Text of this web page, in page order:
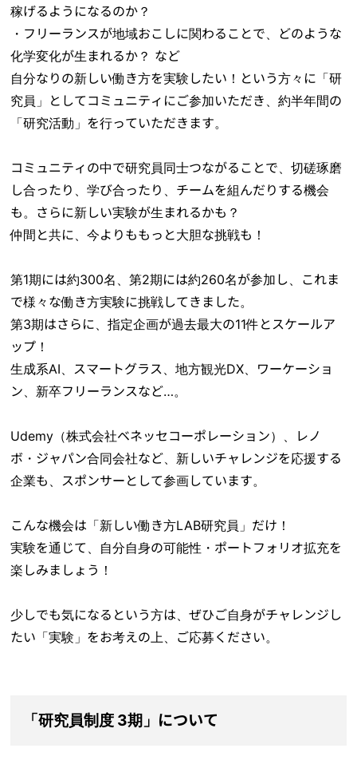
稼げるようになるのか？
・フリーランスが地域おこしに関わることで、どのような
化学変化が生まれるか？ など
自分なりの新しい働き方を実験したい！という方々に「研
究員」としてコミュニティにご参加いただき、約半年間の
「研究活動」を行っていただきます。
コミュニティの中で研究員同士つながることで、切磋琢磨
し合ったり、学び合ったり、チームを組んだりする機会
も。さらに新しい実験が生まれるかも？
仲間と共に、今よりももっと大胆な挑戦も！
第1期には約300名、第2期には約260名が参加し、これま
で様々な働き方実験に挑戦してきました。
第3期はさらに、指定企画が過去最大の11件とスケールア
ップ！
生成系AI、スマートグラス、地方観光DX、ワーケーショ
ン、新卒フリーランスなど…。
Udemy（株式会社ベネッセコーポレーション）、レノ
ボ・ジャパン合同会社など、新しいチャレンジを応援する
企業も、スポンサーとして参画しています。
こんな機会は「新しい働き方LAB研究員」だけ！
実験を通じて、自分自身の可能性・ポートフォリオ拡充を
楽しみましょう！
少しでも気になるという方は、ぜひご自身がチャレンジし
たい「実験」をお考えの上、ご応募ください。
「研究員制度 3期」について